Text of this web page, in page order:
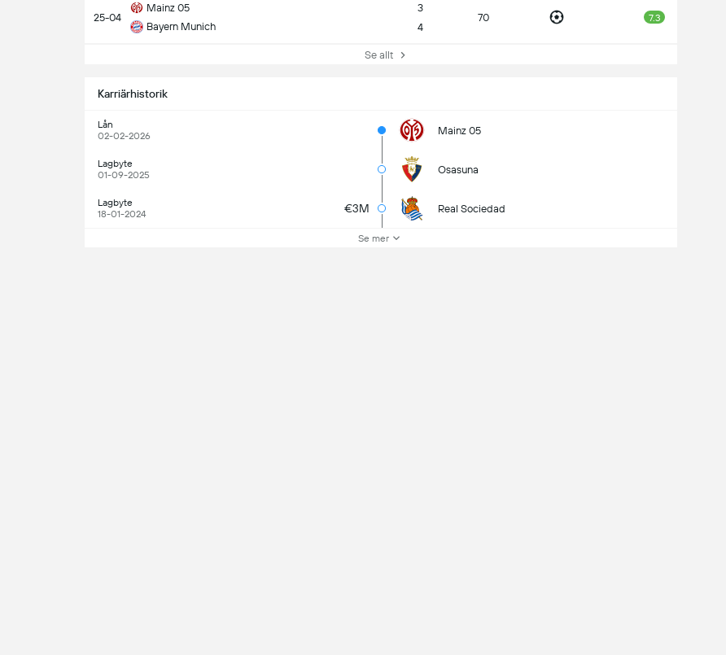
25-04
Mainz 05
Bayern Munich
3
4
70 7.3
Se allt
Karriärhistorik
Lån
02-02-2026
Mainz 05
Lagbyte
01-09-2025
Osasuna
Lagbyte
18-01-2024
€3M Real Sociedad
Se mer